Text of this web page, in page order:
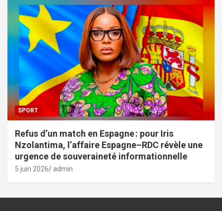
SPORT
Refus d’un match en Espagne : pour Iris
Nzolantima, l’affaire Espagne–RDC révèle une
urgence de souveraineté informationnelle
5 juin 2026 admin